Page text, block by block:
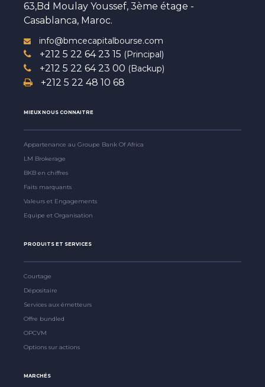
63,Bd Moulay Youssef, 3ème étage -
Casablanca, Maroc.
info@bmcecapitalbourse.com
+212 5 22 64 23 15 (Principal)
+212 5 22 64 23 00 (Backup)
+212 5 22 48 10 68
MIEUX NOUS CONNAITRE
Appartenance au Groupe Bank Of Africa
LM Brokerage
BKB en chiffres
Faits marquants
Valeurs et Engagements
Equipe et Organisation
PRODUITS ET SERVICES
Courtage
Dépositaire
Services aux émetteurs
Offre bundled
OPCVM
Options sur actions
MARCHÉS